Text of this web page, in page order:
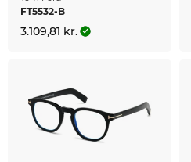
konsekvent lave priser. Så
FT5532-B
3.109,81 kr.